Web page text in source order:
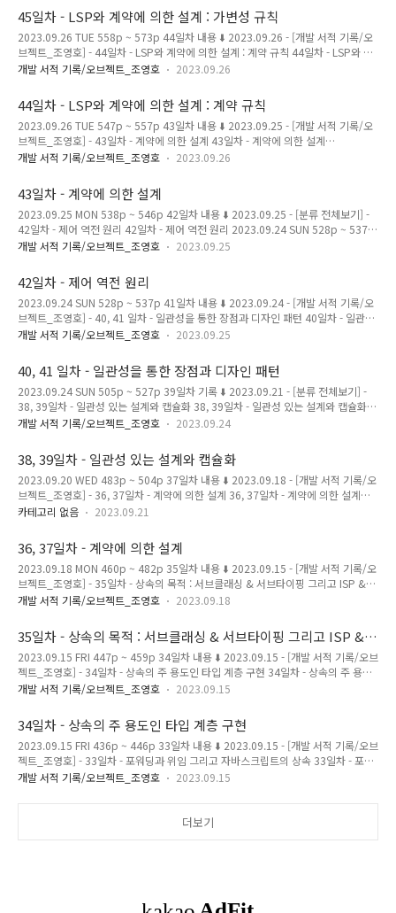
2023.09.26 - [개발 서적 기록/오브젝트_조영호] - 44일차 -
LSP와 계약에 의한 설계 : 계약 규칙 44일차 - LSP와 계약에 의
한 설계 : 계약 규칙 2023.09.26 TUE 547p ~ 557p 43
magenta-ming.tistory.com 타입 계층 구현 34일차 기록에서
타입 계층 구현에 대해 다뤘었다. 2023.09.15 - [개발 서적 기
45일차 - LSP와 계약에 의한 설계 : 가변성 규칙
2023.09.26 TUE 558p ~ 573p 44일차 내용 ⬇️ 2023.09.26 - [개발 서적 기록/오
브젝트_조영호] - 44일차 - LSP와 계약에 의한 설계 : 계약 규칙 44일차 - LSP와 계
약에 의한 설계 : 계약 규칙 2023.09.26 TUE 547p ~ 557p 43일차 내용 ⬇️
차 - 계약에 의한 설계 2023.09.25 MON 538p ~ 546p 42일차 내용 ⬇️
2023.09.25 - [분류 전 magenta-ming.tistory.com 가변성 규칙 Variance Rules
교체 가능한 타입에 대한 규칙이다. 파라미터와 리턴 타입의 변형에 대해 정의하는
규칙이다. 구체적..
개발 서적 기록/오브젝트_조영호 2023.09.26
44일차 - LSP와 계약에 의한 설계 : 계약 규칙
2023.09.26 TUE 547p ~ 557p 43일차 내용 ⬇️ 2023.09.25 - [개발 서적 기록/오
브젝트_조영호] - 43일차 - 계약에 의한 설계 43일차 - 계약에 의한 설계
2023.09.25 MON 538p ~ 546p 42일차 내용 ⬇️ 2023.09.25 - [분류 전체보기] -
41일차 내용 ⬇️ 2023.09.24 - [개발 서적 기록/오브젝트_조영 magenta-
ming.tistory.com LSP와 계약에 의한 설계 계약에 의한 설계를 LSP와 함께 적용한
다면, 서브타입 또한 LSP를 만족시킬 수 있도록, 클라이언트와 슈퍼 타입 간에 체결
된 계약을 준수해야한다. LSP의..
개발 서적 기록/오브젝트_조영호 2023.09.26
43일차 - 계약에 의한 설계
2023.09.25 MON 538p ~ 546p 42일차 내용 ⬇️ 2023.09.25 - [분류 전체보기] -
42일차 - 제어 역전 원리 42일차 - 제어 역전 원리 2023.09.24 SUN 528p ~ 537p
41일차 내용 ⬇️ 2023.09.24 - [개발 서적 기록/오브젝트_조영호] - 40, 41 일차 - 일
2023.09.24 SUN 505p ~ 51 magenta-ming.tistory.com 계약에 의한 설계 인터
페이스에 대해 프로그래밍할 뿐만 아니라, 협력에 참여하는 두 객체 사이의 의무와
이익을 문서화한 계약을 사용하는 것이다. 오퍼레이션의 시그니처를 구성하는 다양
한 요소들을 이용해 협력에 참여하는 객체들..
개발 서적 기록/오브젝트_조영호 2023.09.25
42일차 - 제어 역전 원리
2023.09.24 SUN 528p ~ 537p 41일차 내용 ⬇️ 2023.09.24 - [개발 서적 기록/오
브젝트_조영호] - 40, 41 일차 - 일관성을 통한 장점과 디자인 패턴 40일차 - 일관성
을 통한 장점과 디자인 패턴 2023.09.24 SUN 505p ~ 518p 39일차 기록 ⬇️
차 - 일관성 있는 설계와 캡슐화 2023.09.20 WED 483p ~ 504p 37일차 내용 ⬇️
2023.09.18 - [ magenta-ming.tistory.com 제어 역전 원리 프레임워크가 어플리
케이션에 속하는 서브클래스의 메서드를 호출하므로, 프레임워크를 사용할 경우 개
별 어플리케이션에서 프레..
개발 서적 기록/오브젝트_조영호 2023.09.25
40, 41 일차 - 일관성을 통한 장점과 디자인 패턴
2023.09.24 SUN 505p ~ 527p 39일차 기록 ⬇️ 2023.09.21 - [분류 전체보기] -
38, 39일차 - 일관성 있는 설계와 캡슐화 38, 39일차 - 일관성 있는 설계와 캡슐화
2023.09.20 WED 483p ~ 504p 37일차 내용 ⬇️ 2023.09.18 - [개발 서적 기록/오
2023.09.18 MON 460p ~ 482p 35일차 내용 ⬇️ 2023.09.15 - [개 magenta-
ming.tistory.com 일관성을 통한 장점 변경을 캡슐화해서 협력을 일관성 있게 만들
면, 재사용의 장점이 있다. 변하는 부분을 변하지 않는 부분으로부터 분리했기 때문
에, 변하지 않는 ..
개발 서적 기록/오브젝트_조영호 2023.09.24
38, 39일차 - 일관성 있는 설계와 캡슐화
2023.09.20 WED 483p ~ 504p 37일차 내용 ⬇️ 2023.09.18 - [개발 서적 기록/오
브젝트_조영호] - 36, 37일차 - 계약에 의한 설계 36, 37일차 - 계약에 의한 설계
2023.09.18 MON 460p ~ 482p 35일차 내용 ⬇️ 2023.09.15 - [개발 서적 기록/오
LSP 35일차 - 상속의 목적 : 서브클래싱 & 서브타이 magenta-ming.tistory.com
비일관성의 문제점 1. 새로운 구현을 추가할때, 추가하면 할수록 코드 사이의 일관성
이 더 어긋난다. 2. 구현 방식이 서로 달라 코드를 이해하는데 방해가 된다. 따라서 유
사한 기능을 서로 다른 방식으로..
카테고리 없음 2023.09.21
36, 37일차 - 계약에 의한 설계
2023.09.18 MON 460p ~ 482p 35일차 내용 ⬇️ 2023.09.15 - [개발 서적 기록/오
브젝트_조영호] - 35일차 - 상속의 목적 : 서브클래싱 & 서브타이핑 그리고 ISP &
LSP 35일차 - 상속의 목적 : 서브클래싱 & 서브타이핑 그리고 ISP & LSP
젝트_조영호] - 34일차 - 상속의 주 용도인 타입 계층 구현 34일차 - 상속의 주 용도
인 타입 계층 구현 2023.09.15 FRI 436p ~ 446p 33일 magenta-
ming.tistory.com 계약에 의한 설계 Design By Contract 클라이언트와 서버 간 협
력을, 의무 obligat..
개발 서적 기록/오브젝트_조영호 2023.09.18
35일차 - 상속의 목적 : 서브클래싱 & 서브타이핑 그리고 ISP &
LSP
2023.09.15 FRI 447p ~ 459p 34일차 내용 ⬇️ 2023.09.15 - [개발 서적 기록/오브
젝트_조영호] - 34일차 - 상속의 주 용도인 타입 계층 구현 34일차 - 상속의 주 용도
인 타입 계층 구현 2023.09.15 FRI 436p ~ 446p 33일차 내용 ⬇️ 2023.09.15 -
의 상속 33일차 - 포워딩과 위임 그리고 자바스크립트의 상속 2023. magenta-
ming.tistory.com 클라이언트의 기대에 따라서 계층 분리하기 상속을 사용할 수 있
는 조건은 두가지였다. 1. is-a 관계로 모델링 되는가 2. 행동 호환성을 보장하는 가
이때 행동 호환성은, 단순히 동일한 메서드를..
개발 서적 기록/오브젝트_조영호 2023.09.15
34일차 - 상속의 주 용도인 타입 계층 구현
2023.09.15 FRI 436p ~ 446p 33일차 내용 ⬇️ 2023.09.15 - [개발 서적 기록/오브
젝트_조영호] - 33일차 - 포워딩과 위임 그리고 자바스크립트의 상속 33일차 - 포워
딩과 위임 그리고 자바스크립트의 상속 2023.09.14 THU 425p ~ 435p 32일차 기
용 ⬇️ 2023.09.11 - [개 magenta-ming.tistory.com 상속의 용도 1. 타입 계층 구
개발 서적 기록/오브젝트_조영호 2023.09.15
더보기